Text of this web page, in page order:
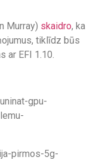
Murray) skaidro, ka
tiklīdz būs
ar EFI 1.10.
gpu-
pirmos-5g-